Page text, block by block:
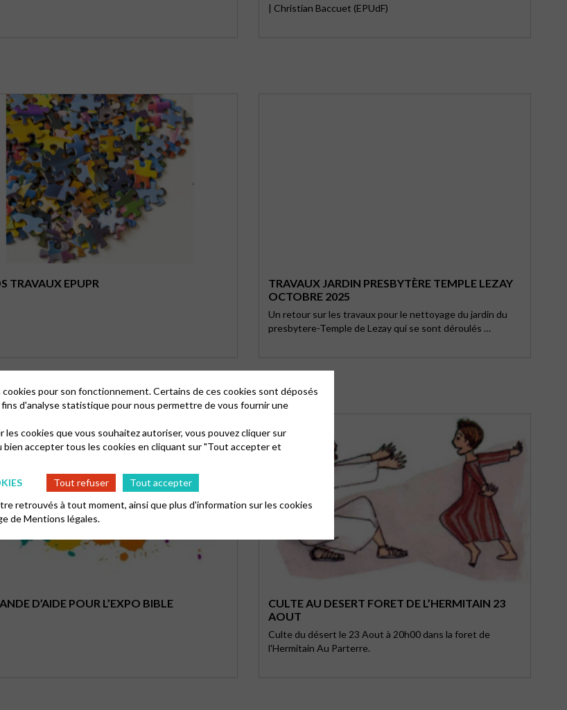
| Christian Baccuet (EPUdF)
TRAVAUX EPUPR
TRAVAUX JARDIN PRESBYTÈRE TEMPLE LEZAY
OCTOBRE 2025
Un retour sur les travaux pour le nettoyage du jardin du
presbytere-Temple de Lezay qui se sont déroulés …
D’AIDE POUR L’EXPO BIBLE
CULTE AU DESERT FORET DE L’HERMITAIN 23
AOUT
Culte du désert le 23 Aout à 20h00 dans la foret de
l'Hermitain Au Parterre.
pour son fonctionnement. Certains de ces cookies sont déposés
d'analyse statistique pour nous permettre de vous fournir une
les cookies que vous souhaitez autoriser, vous pouvez cliquer sur
bien accepter tous les cookies en cliquant sur "Tout accepter et
Tout refuser
Tout accepter
retrouvés à tout moment, ainsi que plus d'information sur les cookies
deMentions légales.